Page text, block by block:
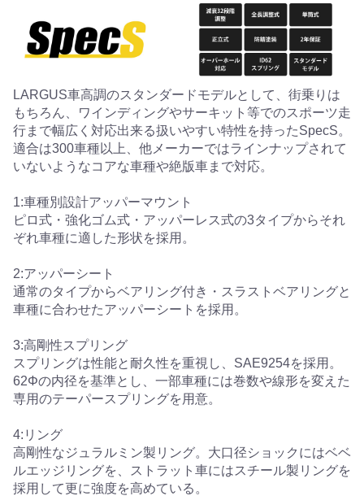
LARGUS車高調のスタンダードモデルとして、街乗りは
もちろん、ワインディングやサーキット等でのスポーツ走
行まで幅広く対応出来る扱いやすい特性を持ったSpecS。
適合は300車種以上、他メーカーではラインナップされて
いないようなコアな車種や絶版車まで対応。
1:車種別設計アッパーマウント
ピロ式・強化ゴム式・アッパーレス式の3タイプからそれ
ぞれ車種に適した形状を採用。
2:アッパーシート
通常のタイプからベアリング付き・スラストベアリングと
車種に合わせたアッパーシートを採用。
3:高剛性スプリング
スプリングは性能と耐久性を重視し、SAE9254を採用。
62Φの内径を基準とし、一部車種には巻数や線形を変えた
専用のテーパースプリングを用意。
4:リング
高剛性なジュラルミン製リング。大口径ショックにはベベ
ルエッジリングを、ストラット車にはスチール製リングを
採用して更に強度を高めている。